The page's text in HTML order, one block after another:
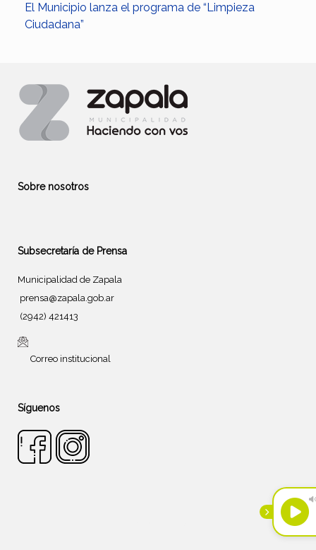
El Municipio lanza el programa de “Limpieza
Ciudadana”
Sobre nosotros
Subsecretaría de Prensa
Municipalidad de Zapala
prensa@zapala.gob.ar
(2942) 421413
Correo institucional
Síguenos